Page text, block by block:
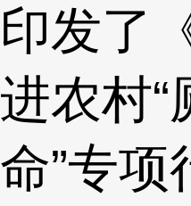
印发了
进农村“
命”专项